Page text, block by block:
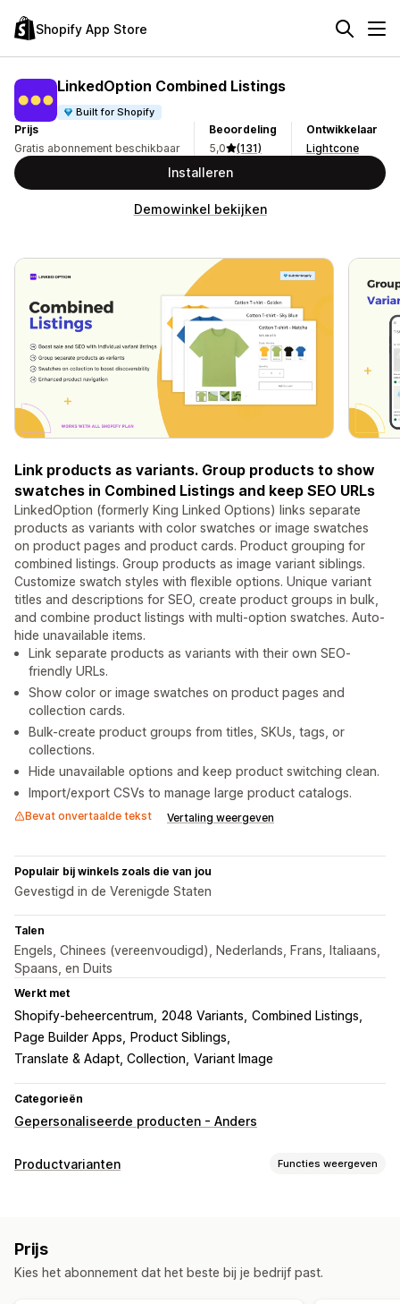
Shopify App Store
LinkedOption Combined Listings
Built for Shopify
Prijs
Gratis abonnement beschikbaar
Beoordeling
5,0
(131)
Ontwikkelaar
Lightcone
Installeren
Demowinkel bekijken
Link products as variants. Group products to show
swatches in Combined Listings and keep SEO URLs
LinkedOption (formerly King Linked Options) links separate
products as variants with color swatches or image swatches
on product pages and product cards. Product grouping for
combined listings. Group products as image variant siblings.
Customize swatch styles with flexible options. Unique variant
titles and descriptions for SEO, create product groups in bulk,
and combine product listings with multi-option swatches. Auto-
hide unavailable items.
Link separate products as variants with their own SEO-
friendly URLs.
Show color or image swatches on product pages and
collection cards.
Bulk-create product groups from titles, SKUs, tags, or
collections.
Hide unavailable options and keep product switching clean.
Import/export CSVs to manage large product catalogs.
Bevat onvertaalde tekst Vertaling weergeven
Populair bij winkels zoals die van jou
Gevestigd in de Verenigde Staten
Talen
Engels, Chinees (vereenvoudigd), Nederlands, Frans, Italiaans,
Spaans, en Duits
Werkt met
Shopify-beheercentrum 2048 Variants Combined Listings
Page Builder Apps
Product Siblings
Translate & Adapt, Collection Variant Image
Categorieën
Gepersonaliseerde producten - Anders
Productvarianten Functies weergeven
Voorbeeld
Variantweergave
Prijs
Kies het abonnement dat het beste bij je bedrijf past.